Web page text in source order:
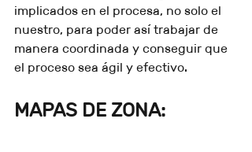
implicados en el procesa, no solo el
nuestro, para poder así trabajar de
manera coordinada y conseguir que
el proceso sea ágil y efectivo.
MAPAS DE ZONA: